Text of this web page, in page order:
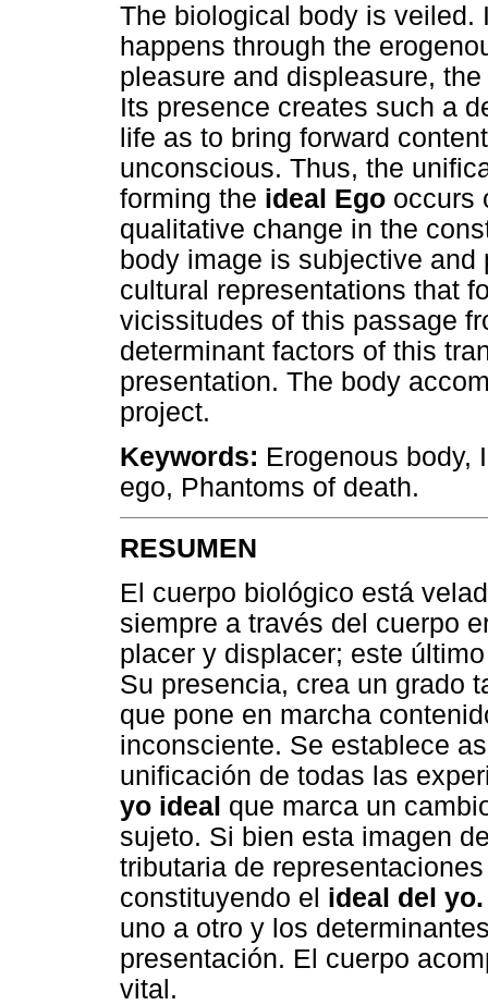
The biological body is veiled.
happens through the
pleasure and displeasure,
Its presence creates such a
life as to bring forward
unconscious. Thus, the
forming the ideal Ego occurs
qualitative change in the
body image is subjective and
cultural representations that
vicissitudes of this passage
determinant factors of this
presentation. The body
project.
Keywords: Erogenous body,
ego, Phantoms of death.
RESUMEN
El cuerpo biológico está
siempre a través del cuerpo
placer y displacer; este
Su presencia, crea un grado
que pone en marcha
inconsciente. Se establece
unificación de todas las
yo ideal que marca un
sujeto. Si bien esta imagen
tributaria de
constituyendo el ideal del
uno a otro y los
presentación. El cuerpo
vital.